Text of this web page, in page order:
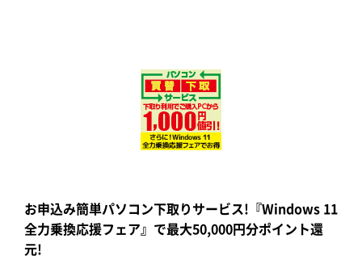
お申込み簡単パソコン下取りサービス!『Windows 11
全力乗換応援フェア』で最大50,000円分ポイント還
元!